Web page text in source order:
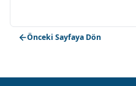
Önceki Sayfaya Dön